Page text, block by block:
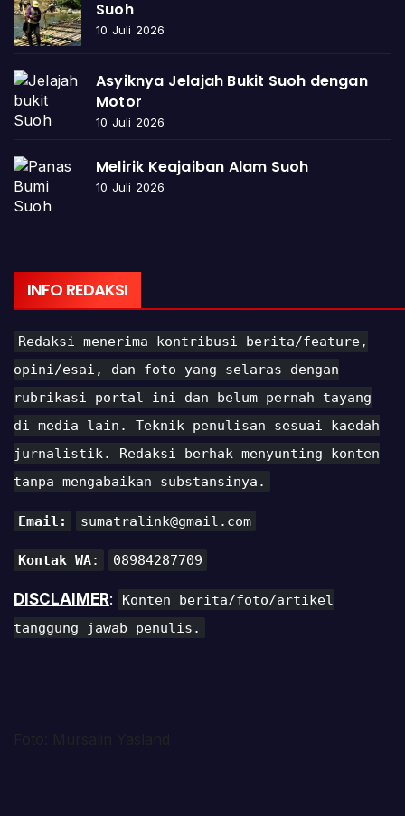
Suoh
10 Juli 2026
Asyiknya Jelajah Bukit Suoh dengan
Motor
10 Juli 2026
Melirik Keajaiban Alam Suoh
10 Juli 2026
INFO REDAKSI
Redaksi menerima kontribusi berita/feature,
opini/esai, dan foto yang selaras dengan
rubrikasi portal ini dan belum pernah tayang
di media lain. Teknik penulisan sesuai kaedah
jurnalistik. Redaksi berhak menyunting konten
tanpa mengabaikan substansinya.
Email: sumatralink@gmail.com
Kontak WA: 08984287709
DISCLAIMER:
Konten berita/foto/artikel
tanggung jawab penulis.